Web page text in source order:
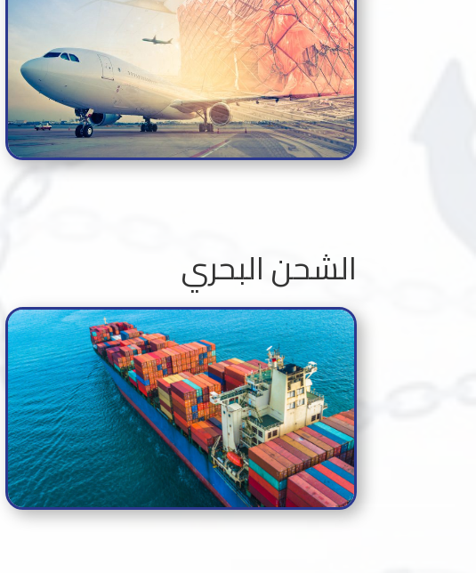
الشحن البحري